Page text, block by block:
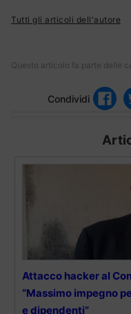
Tutti gli articoli dell'autore
Questo articolo fa parte delle
Condividi
Attacco hacker al
“Massimo impegno
e dipendenti”